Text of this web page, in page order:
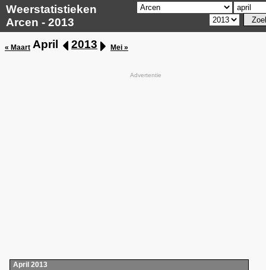
Weerstatistieken
Arcen - 2013
« Maart April 2013 Mei »
Advertentie
April 2013